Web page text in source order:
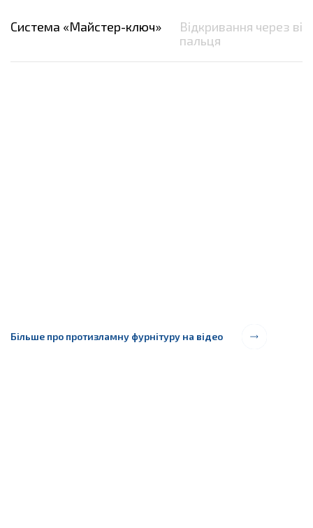
Система «Майстер-ключ»
Відкривання через
пальця
Більше про протизламну фурнітуру на відео